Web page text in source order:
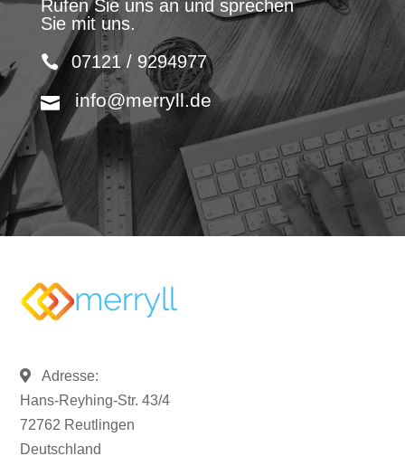
Rufen Sie uns an und sprechen
Sie mit uns.
07121 / 9294977
info@merryll.de
Adresse:
Hans-Reyhing-Str. 43/4
72762 Reutlingen
Deutschland